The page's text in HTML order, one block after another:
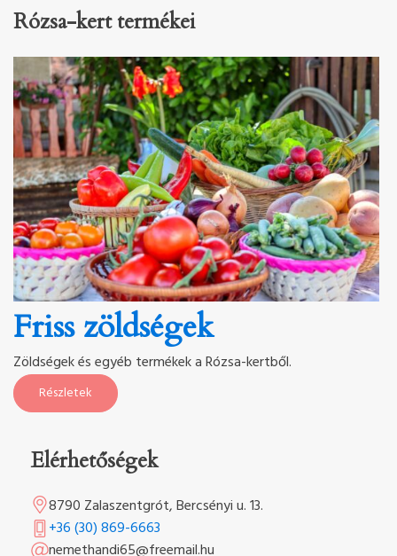
Rózsa-kerttermékei
Friss zöldségek
Zöldségek és egyéb termékek a Rózsa-kertből.
Részletek
Elérhetőségek
8790 Zalaszentgrót, Bercsényi u. 13.
+36 (30) 869-6663
nemethandi65@freemail.hu